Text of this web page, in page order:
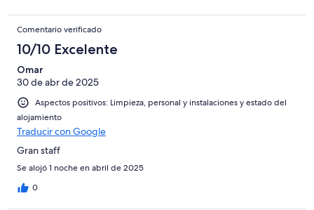
Comentario verificado
10/10 Excelente
Omar
30 de abr de 2025
Aspectos positivos: Limpieza, personal y instalaciones y estado del
alojamiento
Traducir con Google
Gran staff
Se alojó 1 noche en abril de 2025
0